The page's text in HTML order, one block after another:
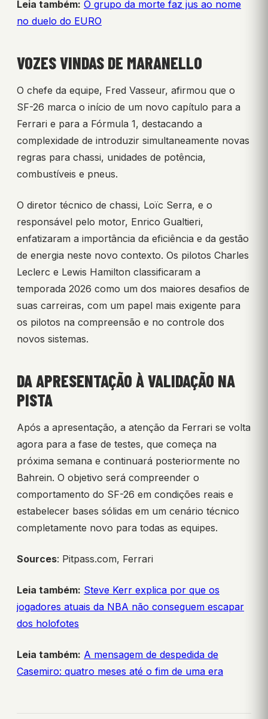
Leia também: O grupo da morte faz jus ao nome
no duelo do EURO
VOZES VINDAS DE MARANELLO
O chefe da equipe, Fred Vasseur, afirmou que o
SF-26 marca o início de um novo capítulo para a
Ferrari e para a Fórmula 1, destacando a
complexidade de introduzir simultaneamente novas
regras para chassi, unidades de potência,
combustíveis e pneus.
O diretor técnico de chassi, Loïc Serra, e o
responsável pelo motor, Enrico Gualtieri,
enfatizaram a importância da eficiência e da gestão
de energia neste novo contexto. Os pilotos Charles
Leclerc e Lewis Hamilton classificaram a
temporada 2026 como um dos maiores desafios de
suas carreiras, com um papel mais exigente para
os pilotos na compreensão e no controle dos
novos sistemas.
DA APRESENTAÇÃO À VALIDAÇÃO NA
PISTA
Após a apresentação, a atenção da Ferrari se volta
agora para a fase de testes, que começa na
próxima semana e continuará posteriormente no
Bahrein. O objetivo será compreender o
comportamento do SF-26 em condições reais e
estabelecer bases sólidas em um cenário técnico
completamente novo para todas as equipes.
Sources: Pitpass.com, Ferrari
Leia também: Steve Kerr explica por que os
jogadores atuais da NBA não conseguem escapar
dos holofotes
Leia também: A mensagem de despedida de
Casemiro: quatro meses até o fim de uma era